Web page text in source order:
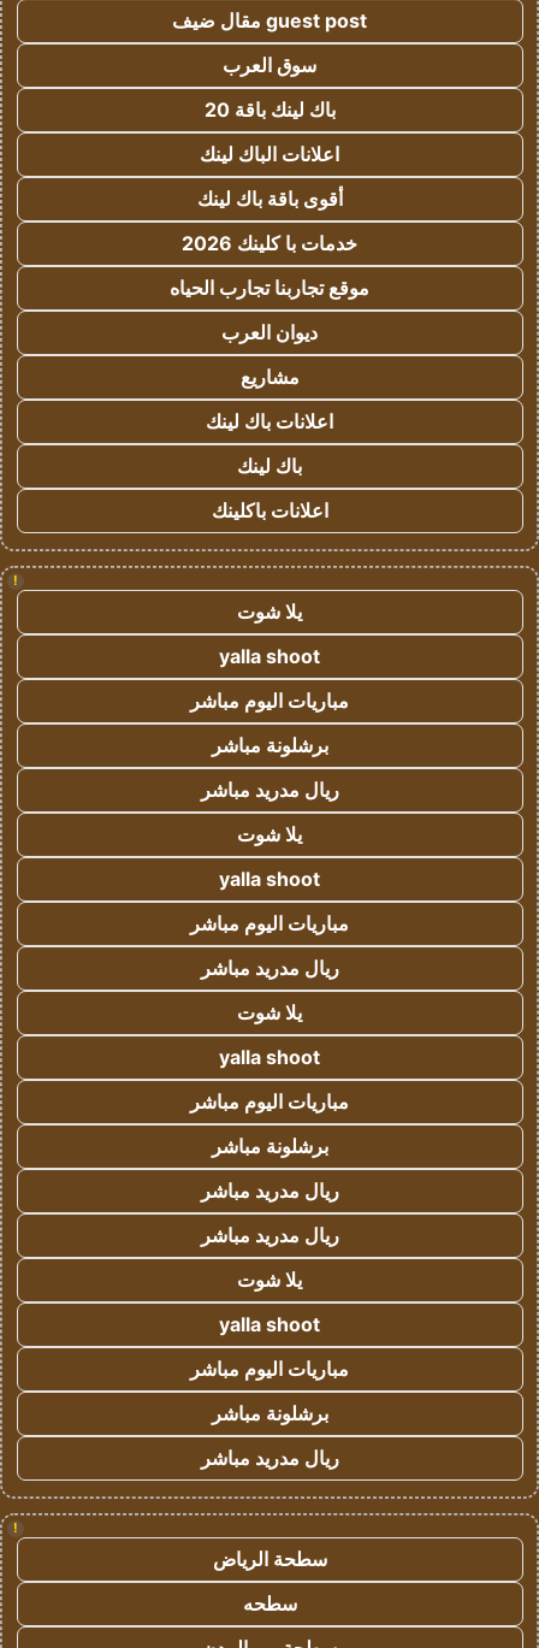
guest post مقال ضيف
سوق العرب
باك لينك باقة 20
اعلانات الباك لينك
أقوى باقة باك لينك
خدمات با كلينك 2026
موقع تجاربنا تجارب الحياه
ديوان العرب
مشاريع
اعلانات باك لينك
باك لينك
اعلانات باكلينك
!
يلا شوت
yalla shoot
مباريات اليوم مباشر
برشلونة مباشر
ريال مدريد مباشر
يلا شوت
yalla shoot
مباريات اليوم مباشر
ريال مدريد مباشر
يلا شوت
yalla shoot
مباريات اليوم مباشر
برشلونة مباشر
ريال مدريد مباشر
ريال مدريد مباشر
يلا شوت
yalla shoot
مباريات اليوم مباشر
برشلونة مباشر
ريال مدريد مباشر
!
سطحة الرياض
سطحه